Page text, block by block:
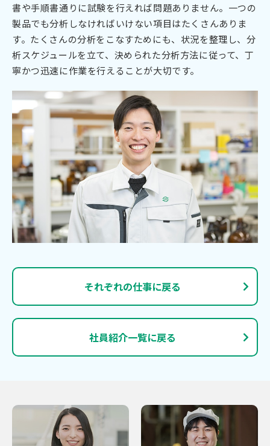
書や手順書通りに試験を行えれば問題ありません。一つの
製品でも分析しなければいけない項目はたくさんありま
す。たくさんの分析をこなすためにも、状況を整理し、分
析スケジュールを立て、決められた分析方法に従って、丁
寧かつ迅速に作業を行えることが大切です。
それぞれの仕事に戻る
社員紹介一覧に戻る